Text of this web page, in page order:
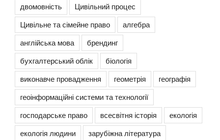
двомовність
Цивільний процес
Цивільне та сімейне право
алгебра
англійська мова
брендинг
бухгалтерський облік
біологія
виконавче провадження
геометрія
географія
геоінформаційні системи та технології
господарське право
всесвітня історія
екологія
екологія людини
зарубіжна література